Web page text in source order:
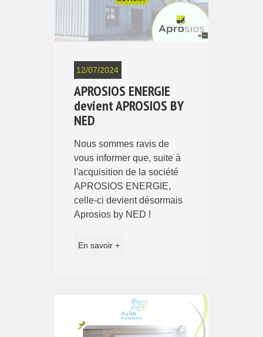
12/07/2024
APROSIOS ENERGIE
devient APROSIOS BY
NED
Nous sommes ravis de
vous informer que, suite à
l'acquisition de la société
APROSIOS ENERGIE,
celle-ci devient désormais
Aprosios by NED !
En savoir +